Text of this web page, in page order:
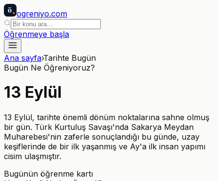
ö ogreniyo.com
Öğrenmeye başla
Ana sayfa›Tarihte Bugün
Bugün Ne Öğreniyoruz?
13 Eylül
13 Eylül, tarihte önemli dönüm noktalarına sahne olmuş
bir gün. Türk Kurtuluş Savaşı'nda Sakarya Meydan
Muharebesi'nin zaferle sonuçlandığı bu günde, uzay
keşiflerinde de bir ilk yaşanmış ve Ay'a ilk insan yapımı
cisim ulaşmıştır.
Bugünün öğrenme kartı